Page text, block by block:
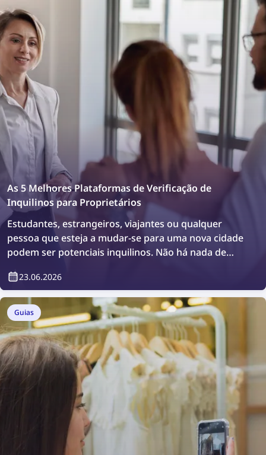
As 5 Melhores Plataformas de Verificação de
Inquilinos para Proprietários
Estudantes, estrangeiros, viajantes ou qualquer
pessoa que esteja a mudar-se para uma nova cidade
podem ser potenciais inquilinos. Não há nada de
simplesmente confirmar quem irá viver no seu
imóvel. Como fazer isso? De forma simples,
utilizando plataformas de verificação de inquilinos.
23.06.2026
Guias